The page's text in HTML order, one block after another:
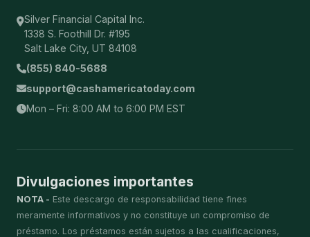
Silver Financial Capital Inc.
1338 S. Foothill Dr. #195
Salt Lake City, UT 84108
(855) 840-5688
support@cashamericatoday.com
Mon – Fri: 8:00 AM to 6:00 PM EST
Divulgaciones importantes
NOTA - Este descargo de responsabilidad tiene fines
meramente informativos y no constituye un compromiso de
préstamo. Los préstamos están sujetos a las cualificaciones,